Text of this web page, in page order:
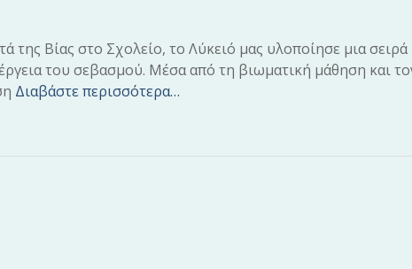
Βίας στο Σχολείο, το Λύκειό μας υλοποίησε μια σειρά
του σεβασμού. Μέσα από τη βιωματική μάθηση και
Διαβάστε περισσότερα…